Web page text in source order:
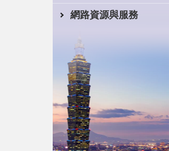
網路資源與服務